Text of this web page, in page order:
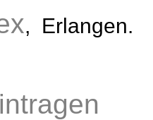
, Erlangen.